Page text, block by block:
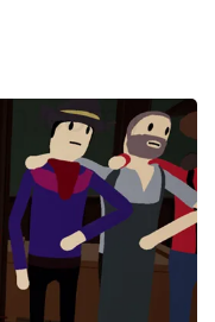
）